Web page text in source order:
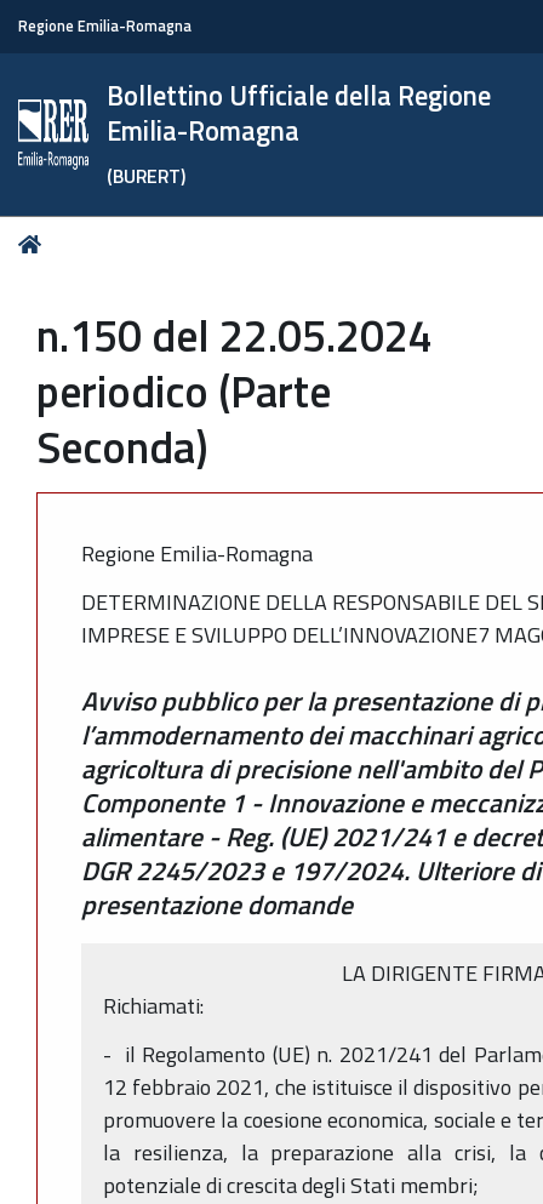
Regione Emilia-Romagna
Bollettino Ufficiale della Regione
Emilia-Romagna
(BURERT)
Tu
n.150 del 22.05.2024
periodico (Parte
Seconda)
Regione Emilia-Romagna
DETERMINAZIONE DELLA RESPONSABILE DEL
IMPRESE E SVILUPPO DELL’INNOVAZIONE7
Avviso pubblico per la presentazione di
l’ammodernamento dei macchinari
agricoltura di precisione nell'ambito del
Componente 1 - Innovazione e
alimentare - Reg. (UE) 2021/241 e
DGR 2245/2023 e 197/2024. Ulteriore
presentazione domande
LA DIRIGENTE
Richiamati:
- il Regolamento (UE) n. 2021/241 del
12 febbraio 2021, che istituisce il dispositivo
promuovere la coesione economica, sociale e
la resilienza, la preparazione alla crisi, la
potenziale di crescita degli Stati membri;